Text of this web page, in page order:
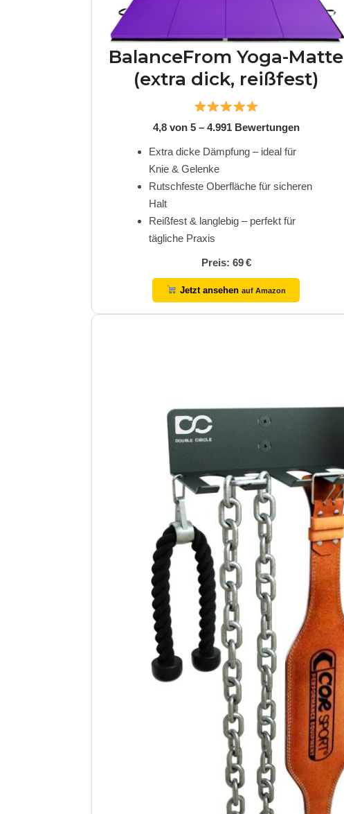
BalanceFrom Yoga-Matte
(extra dick, reißfest)
4,8 von 5 – 4.991 Bewertungen
Extra dicke Dämpfung – ideal für
Knie & Gelenke
Rutschfeste Oberfläche für sicheren
Halt
Reißfest & langlebig – perfekt für
tägliche Praxis
Preis: 69 €
Jetzt ansehen auf Amazon